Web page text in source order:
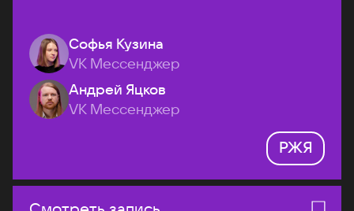
Софья Кузина
VK Мессенджер
Андрей Яцков
VK Мессенджер
РЖЯ